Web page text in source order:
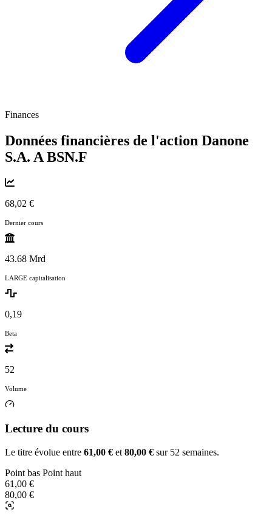
Finances
Données financières de l'action Danone
S.A. A BSN.F
68,02 €
Dernier cours
43.68 Mrd
LARGE capitalisation
0,19
Beta
52
Volume
Lecture du cours
Le titre évolue entre 61,00 € et 80,00 € sur 52 semaines.
Point bas Point haut
61,00 €
80,00 €